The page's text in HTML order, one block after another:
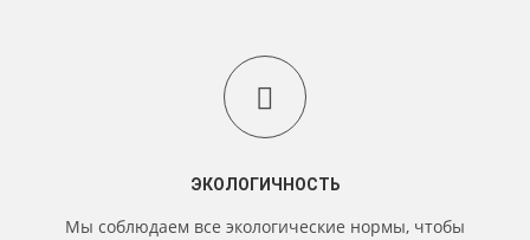
ЭКОЛОГИЧНОСТЬ
Мы соблюдаем все экологические нормы, чтобы